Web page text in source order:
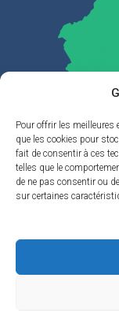
Pour offrir les meilleures
que les cookies pour
fait de consentir à ces
telles que le
de ne pas consentir ou
sur certaines
La Cdc
Enfance &